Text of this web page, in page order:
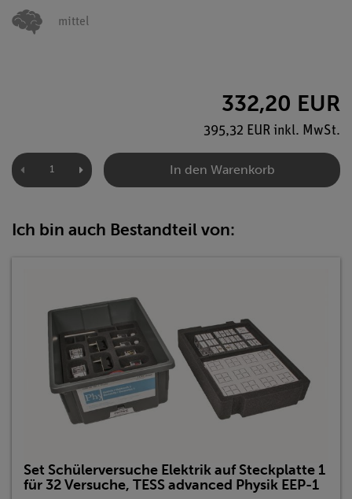
mittel
332,20 EUR
395,32 EUR inkl. MwSt.
In den Warenkorb
Ich bin auch Bestandteil von:
Set Schülerversuche Elektrik auf Steckplatte 1
für 32 Versuche, TESS advanced Physik EEP-1